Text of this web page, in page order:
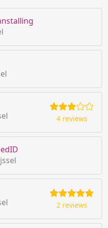
4 reviews
2 reviews